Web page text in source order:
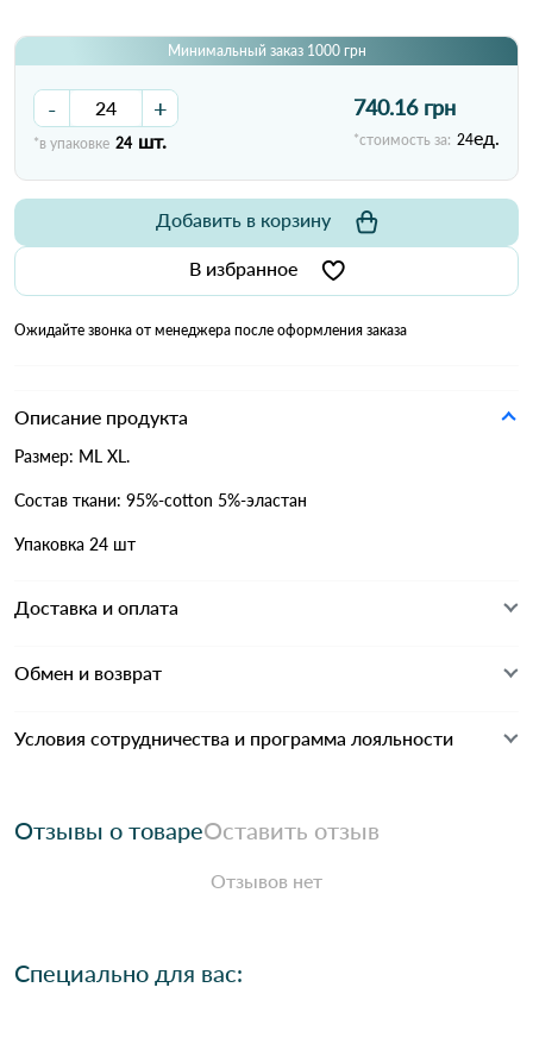
Минимальный заказ 1000 грн
- +
*в упаковке 24 шт.
740.16 грн
*стоимость за: 24ед.
В избранное
Добавить в корзину
Ожидайте звонка от менеджера после оформления заказа
Описание продукта
Размер: ML XL.
Состав ткани: 95%-cotton 5%-эластан
Упаковка 24 шт
Доставка и оплата
Обмен и возврат
Условия сотрудничества и программа лояльности
Отзывы о товареОставить отзыв
Отзывов нет
Специально для вас: